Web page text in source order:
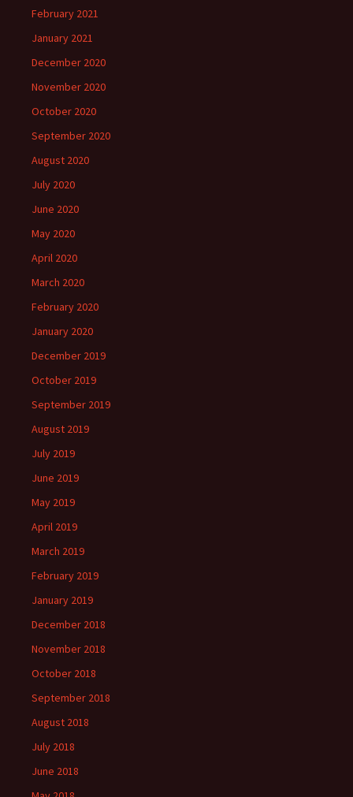
February 2021
January 2021
December 2020
November 2020
October 2020
September 2020
August 2020
July 2020
June 2020
May 2020
April 2020
March 2020
February 2020
January 2020
December 2019
October 2019
September 2019
August 2019
July 2019
June 2019
May 2019
April 2019
March 2019
February 2019
January 2019
December 2018
November 2018
October 2018
September 2018
August 2018
July 2018
June 2018